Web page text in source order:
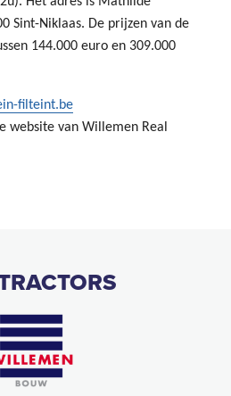
Sint-Niklaas. De prijzen van de
144.000 euro en 309.000
filteint.be
website van Willemen Real